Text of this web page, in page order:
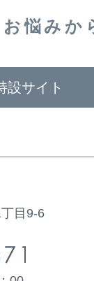
お悩みか
設サイト
目9-6